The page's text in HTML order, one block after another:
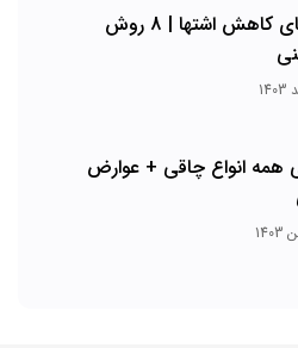
راه های کاهش اشتها | 8 روش
همه انواع چاقی + عوارض